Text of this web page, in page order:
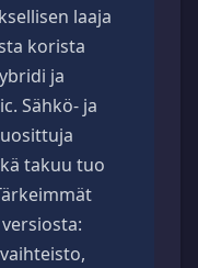
laaja
korista
ja
Sähkö- ja
takuu tuo